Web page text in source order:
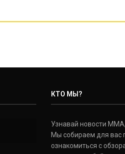
КТО МЫ?
Узнавай новости ММА,
Мы собираем для вас
ознакомиться с